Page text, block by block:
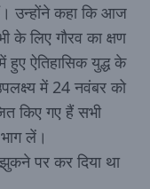
उन्होंने कहा कि आज
के लिए गौरव का क्षण
ऐतिहासिक युद्ध के
में 24 नवंबर को
किए गए हैं सभी
लें।
पर कर दिया था